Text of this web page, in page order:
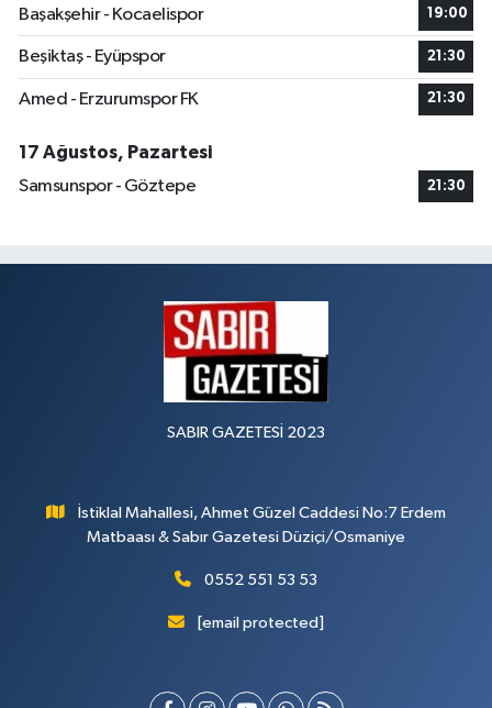
Başakşehir - Kocaelispor
19:00
Beşiktaş - Eyüpspor 21:30
Amed - Erzurumspor FK 21:30
17 Ağustos, Pazartesi
Samsunspor - Göztepe
21:30
SABIR GAZETESİ 2023
İstiklal Mahallesi, Ahmet Güzel Caddesi No:7 Erdem
Matbaası & Sabır Gazetesi Düziçi/Osmaniye
0552 551 53 53
[email protected]